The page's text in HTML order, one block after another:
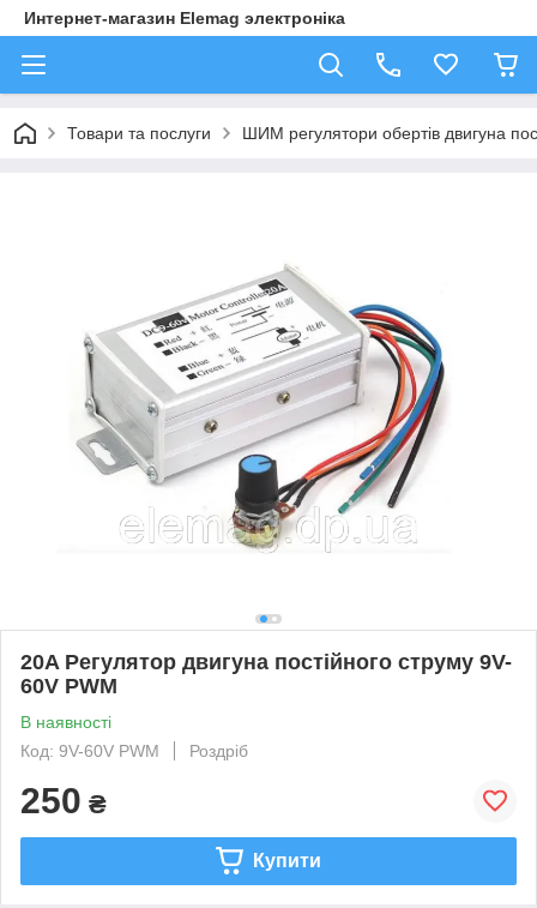
Интернет-магазин Elemag электроніка
Товари та послуги ШИМ регулятори обертів двигуна
20A Регулятор двигуна постійного струму 9V-
60V PWM
В наявності
Код: 9V-60V PWM
Роздріб
250 ₴
Купити